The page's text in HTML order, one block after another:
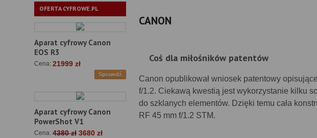
OFERTA CYFROWE.PL
Aparat cyfrowy Canon
EOS R3
Cena: 21999 zł
Sprawdź
Aparat cyfrowy Canon
PowerShot V1
Cena: 4380 zł 3680 zł
CANON
Coś dla miłośników patentów
Canon opublikował wniosek patentowy
f/1.2. Ciekawą kwestią jest wykorzystanie kilku
do szklanych elementów. Dzięki temu cała
RF 45 mm f/1.2 STM.